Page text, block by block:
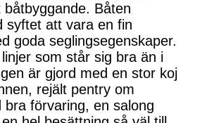
båtbyggande. Båten
syftet att vara en fin
goda seglingsegenskaper.
som står sig bra än i
är gjord med en stor koj
rejält pentry om
bra förvaring, en salong